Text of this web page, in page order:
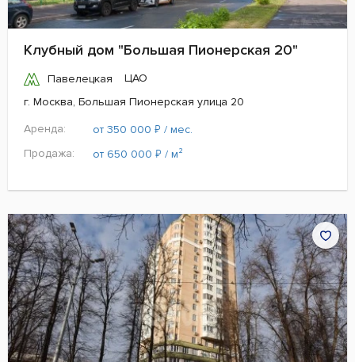
Клубный дом "Большая Пионерская 20"
Павелецкая
ЦАО
г. Москва, Большая Пионерская улица 20
Аренда:
от 350 000 ₽ / мес.
Продажа:
от 650 000 ₽ / м²